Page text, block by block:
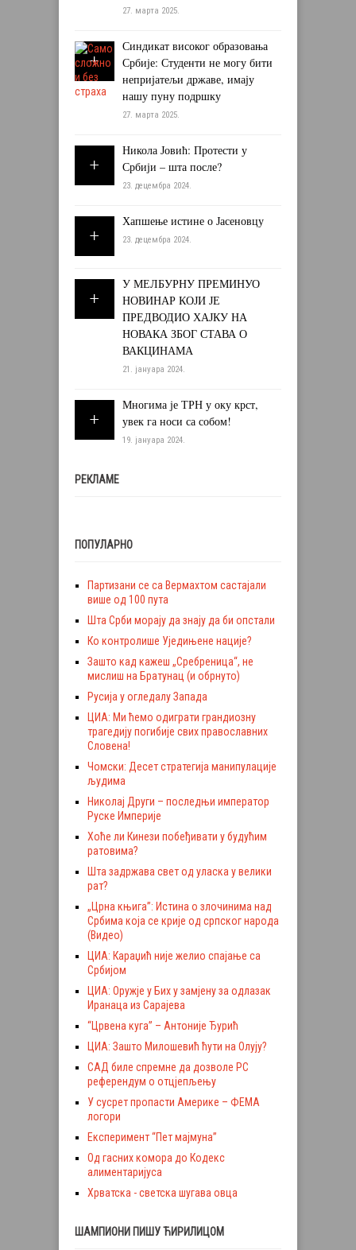
27. марта 2025.
Синдикат високог образовања
Србије: Студенти не могу бити
непријатељи државе, имају
нашу пуну подршку
27. марта 2025.
Никола Јовић: Протести у
Србији – шта после?
23. децембра 2024.
Хапшење истине о Јасеновцу
23. децембра 2024.
У МЕЛБУРНУ ПРЕМИНУО
НОВИНАР КОЈИ ЈЕ
ПРЕДВОДИО ХАЈКУ НА
НОВАКА ЗБОГ СТАВА О
ВАКЦИНАМА
21. јануара 2024.
Многима је ТРН у оку крст,
увек га носи са собом!
19. јануара 2024.
РЕКЛАМЕ
ПОПУЛАРНО
Партизани се са Вермахтом састајали
више од 100 пута
Шта Срби морају да знају да би опстали
Ко контролише Уједињене нације?
Зашто кад кажеш „Сребреница“, не
мислиш на Братунац (и обрнуто)
Русија у огледалу Запада
ЦИА: Ми ћемо одиграти грандиозну
трагедију погибије свих православних
Словена!
Чомски: Десет стратегија манипулације
људима
Николај Други – последњи император
Руске Империје
Хоће ли Кинези побеђивати у будућим
ратовима?
Шта задржава свет од уласка у велики
рат?
„Црна књига”: Истина о злочинима над
Србима која се крије од српског народа
(Видео)
ЦИА: Караџић није желио спајање са
Србијом
ЦИА: Оружје у Бих у замјену за одлазак
Иранаца из Сарајева
“Црвена куга” – Антоније Ђурић
ЦИА: Зашто Милошевић ћути на Олују?
САД биле спремне да дозволе РС
референдум о отцјепљењу
У сусрет пропасти Америке – ФЕМА
логори
Експеримент “Пет мајмуна”
Од гасних комора до Кодекс
алиментаријуса
Хрватска - светска шугава овца
ШАМПИОНИ ПИШУ ЋИРИЛИЦОМ